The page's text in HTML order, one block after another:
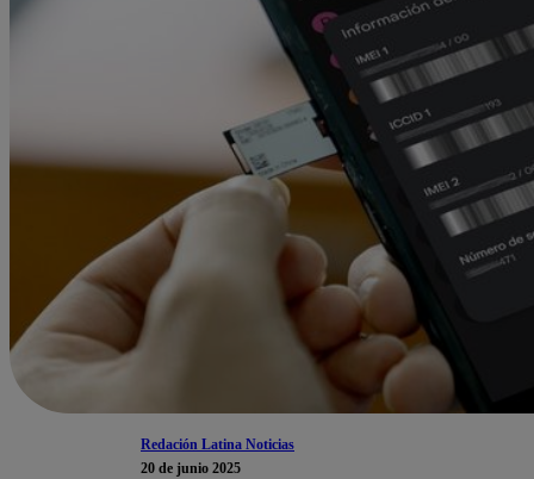
Redación Latina Noticias
20 de junio 2025